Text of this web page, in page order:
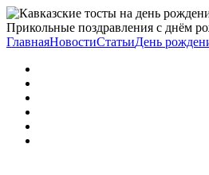
Прикольные поздравления с днём
ГлавнаяНовостиСтатьиДень